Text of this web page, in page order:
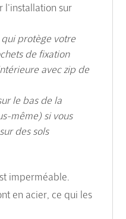
l'installation sur
protège votre
de fixation
avec zip de
le bas de la
même) si vous
des sols
imperméable.
en acier, ce qui les